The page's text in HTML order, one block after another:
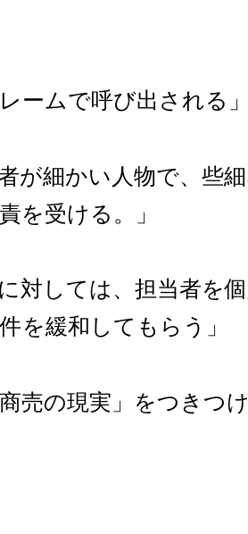
レームで呼び出される
者が細かい人物で、些
を受ける。」
対しては、担当者を
を緩和してもらう」
売の現実」をつきつ